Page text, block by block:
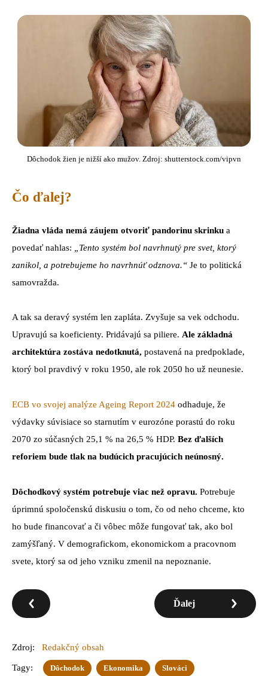
Dôchodok žien je nižší ako mužov. Zdroj: shutterstock.com/vipvn
Čo ďalej?
Žiadna vláda nemá záujem otvoriť pandorinu skrinku a
povedať nahlas:
„Tento systém bol navrhnutý pre svet, ktorý
zanikol, a potrebujeme ho navrhnúť odznova.“ Je to politická
samovražda.
A tak sa deravý systém len zapláta. Zvyšuje sa vek odchodu.
Upravujú sa koeficienty. Pridávajú sa piliere. Ale základná
architektúra zostáva nedotknutá, postavená na predpoklade,
ktorý bol pravdivý v roku 1950, ale rok 2050 ho už neunesie.
ECB vo svojej analýze Ageing Report 2024 odhaduje, že
výdavky súvisiace so starnutím v eurozóne porastú do roku
2070 zo súčasných 25,1 % na 26,5 % HDP. Bez ďalších
reforiem bude tlak na budúcich pracujúcich neúnosný.
Dôchodkový systém potrebuje viac než opravu. Potrebuje
úprimnú spoločenskú diskusiu o tom, čo od neho chceme, kto
ho bude financovať a či vôbec môže fungovať tak, ako bol
zamýšľaný. V demografickom, ekonomickom a pracovnom
svete, ktorý sa od jeho vzniku zmenil na nepoznanie.
Ďalej
Zdroj: Redakčný obsah
Tagy: Dôchodok Ekonomika Slováci